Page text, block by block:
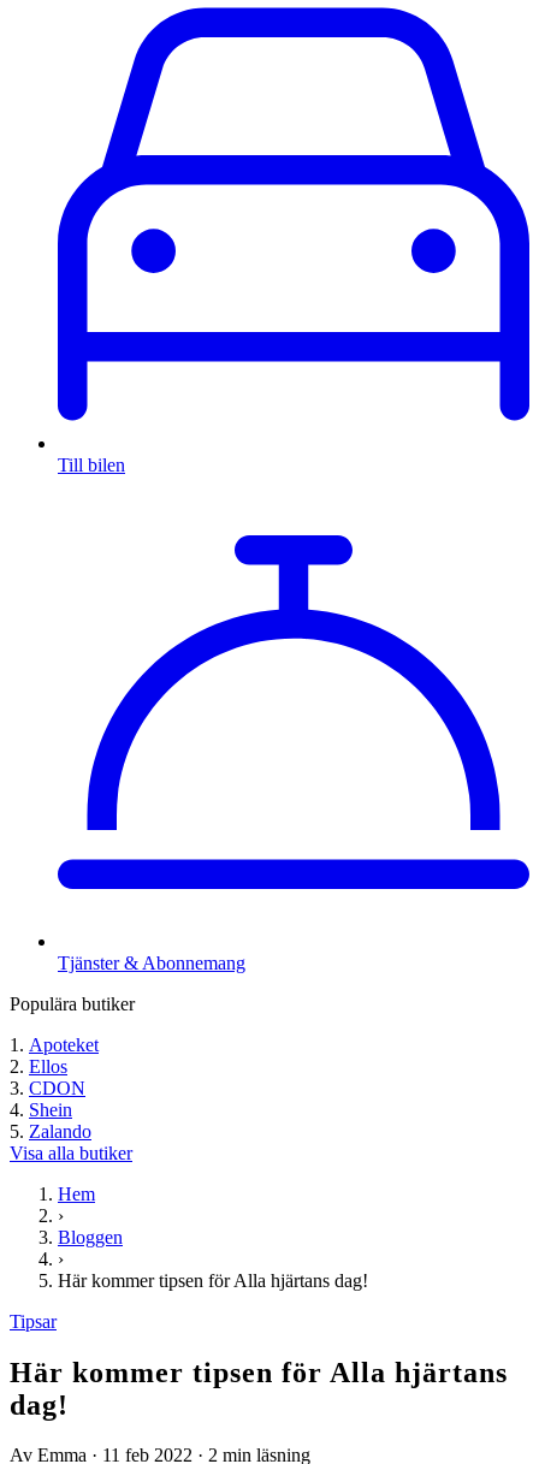
Till bilen
Tjänster & Abonnemang
Populära butiker
Apoteket
Ellos
CDON
Shein
Zalando
Visa alla butiker
Hem
›
Bloggen
›
Här kommer tipsen för Alla hjärtans dag!
Tipsar
Här kommer tipsen för Alla hjärtans
dag!
Av Emma · 11 feb 2022 · 2 min läsning